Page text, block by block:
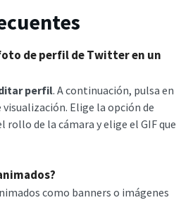
de perfil de Twitter en un
perfil. A continuación, pulsa en
Elige la opción de
de la cámara y elige el GIF que
como banners o imágenes